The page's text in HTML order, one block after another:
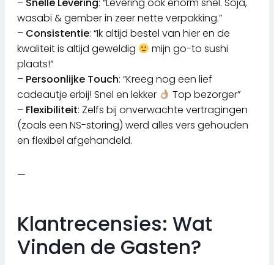
– Snelle Levering: “Levering ook enorm snel. Soja,
wasabi & gember in zeer nette verpakking.”
– Consistentie: “Ik altijd bestel van hier en de
kwaliteit is altijd geweldig
mijn go-to sushi
plaats!”
– Persoonlijke Touch: “Kreeg nog een lief
cadeautje erbij! Snel en lekker
Top bezorger”
– Flexibiliteit: Zelfs bij onverwachte vertragingen
(zoals een NS-storing) werd alles vers gehouden
en flexibel afgehandeld.
—
Klantrecensies: Wat
Vinden de Gasten?